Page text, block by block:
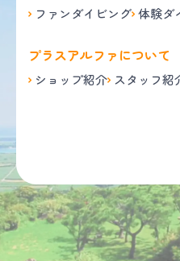
ファンダイビング 体験ダ
プラスアルファについて
ショップ紹介 スタッフ紹